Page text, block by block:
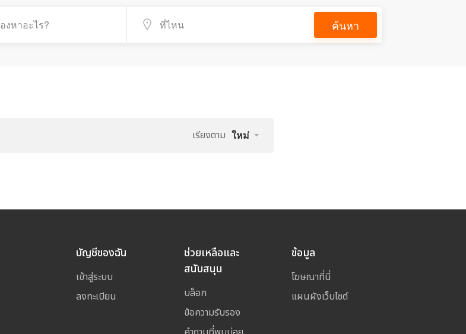
ค้นหา
เรียงตาม ใหม่
บัญชีของฉัน
เข้าสู่ระบบ
ลงทะเบียน
ช่วยเหลือและ
สนับสนุน
บล็อก
ข้อความรับรอง
ข้อมูล
โฆษณาที่นี่
แผนผังเว็บไซต์